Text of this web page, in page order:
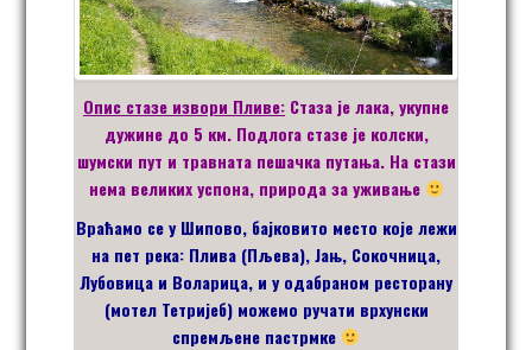
Опис стазе извори Пливе: Стаза је лака, укупне
дужине до 5 км. Подлога стазе је колски,
шумски пут и травната пешачка путања. На стази
нема великих успона, природа за уживање
Враћамо се у Шипово, бајковито место које лежи
на пет река: Плива (Пљева), Јањ, Сокочница,
Лубовица и Воларица, и у одабраном ресторану
(мотел Тетријеб) можемо ручати врхунски
спремљене пастрмке